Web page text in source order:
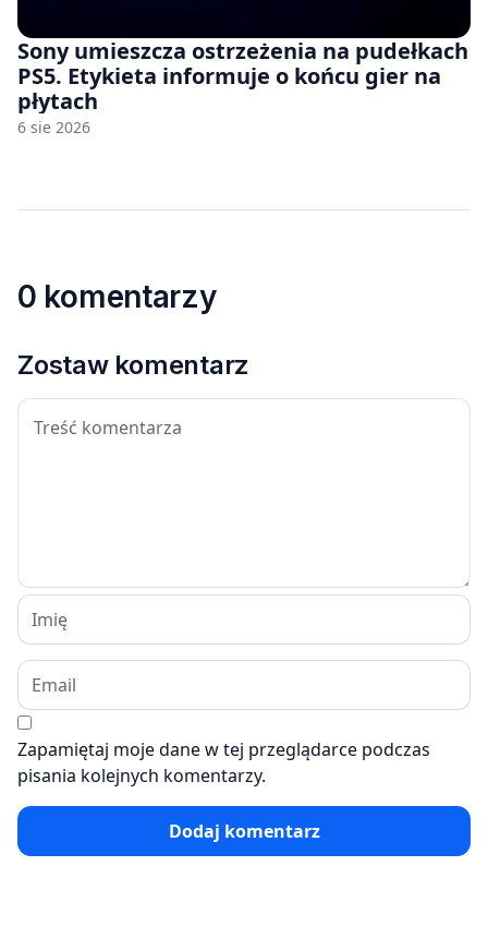
Sony umieszcza ostrzeżenia na pudełkach
PS5. Etykieta informuje o końcu gier na
płytach
6 sie 2026
0 komentarzy
Zostaw komentarz
Zapamiętaj moje dane w tej przeglądarce podczas
pisania kolejnych komentarzy.
Dodaj komentarz